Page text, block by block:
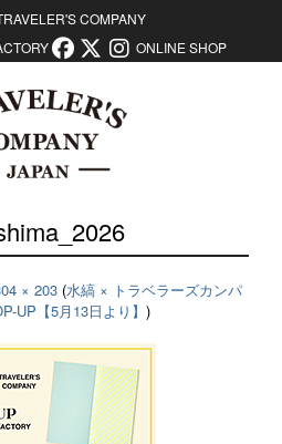
COMPANY
ONLINE SHOP
× 203 (水縞 × トラベラーズカンパ
UP【5月13日より】 )